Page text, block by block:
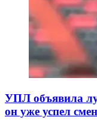
УПЛ объявила
он уже успел